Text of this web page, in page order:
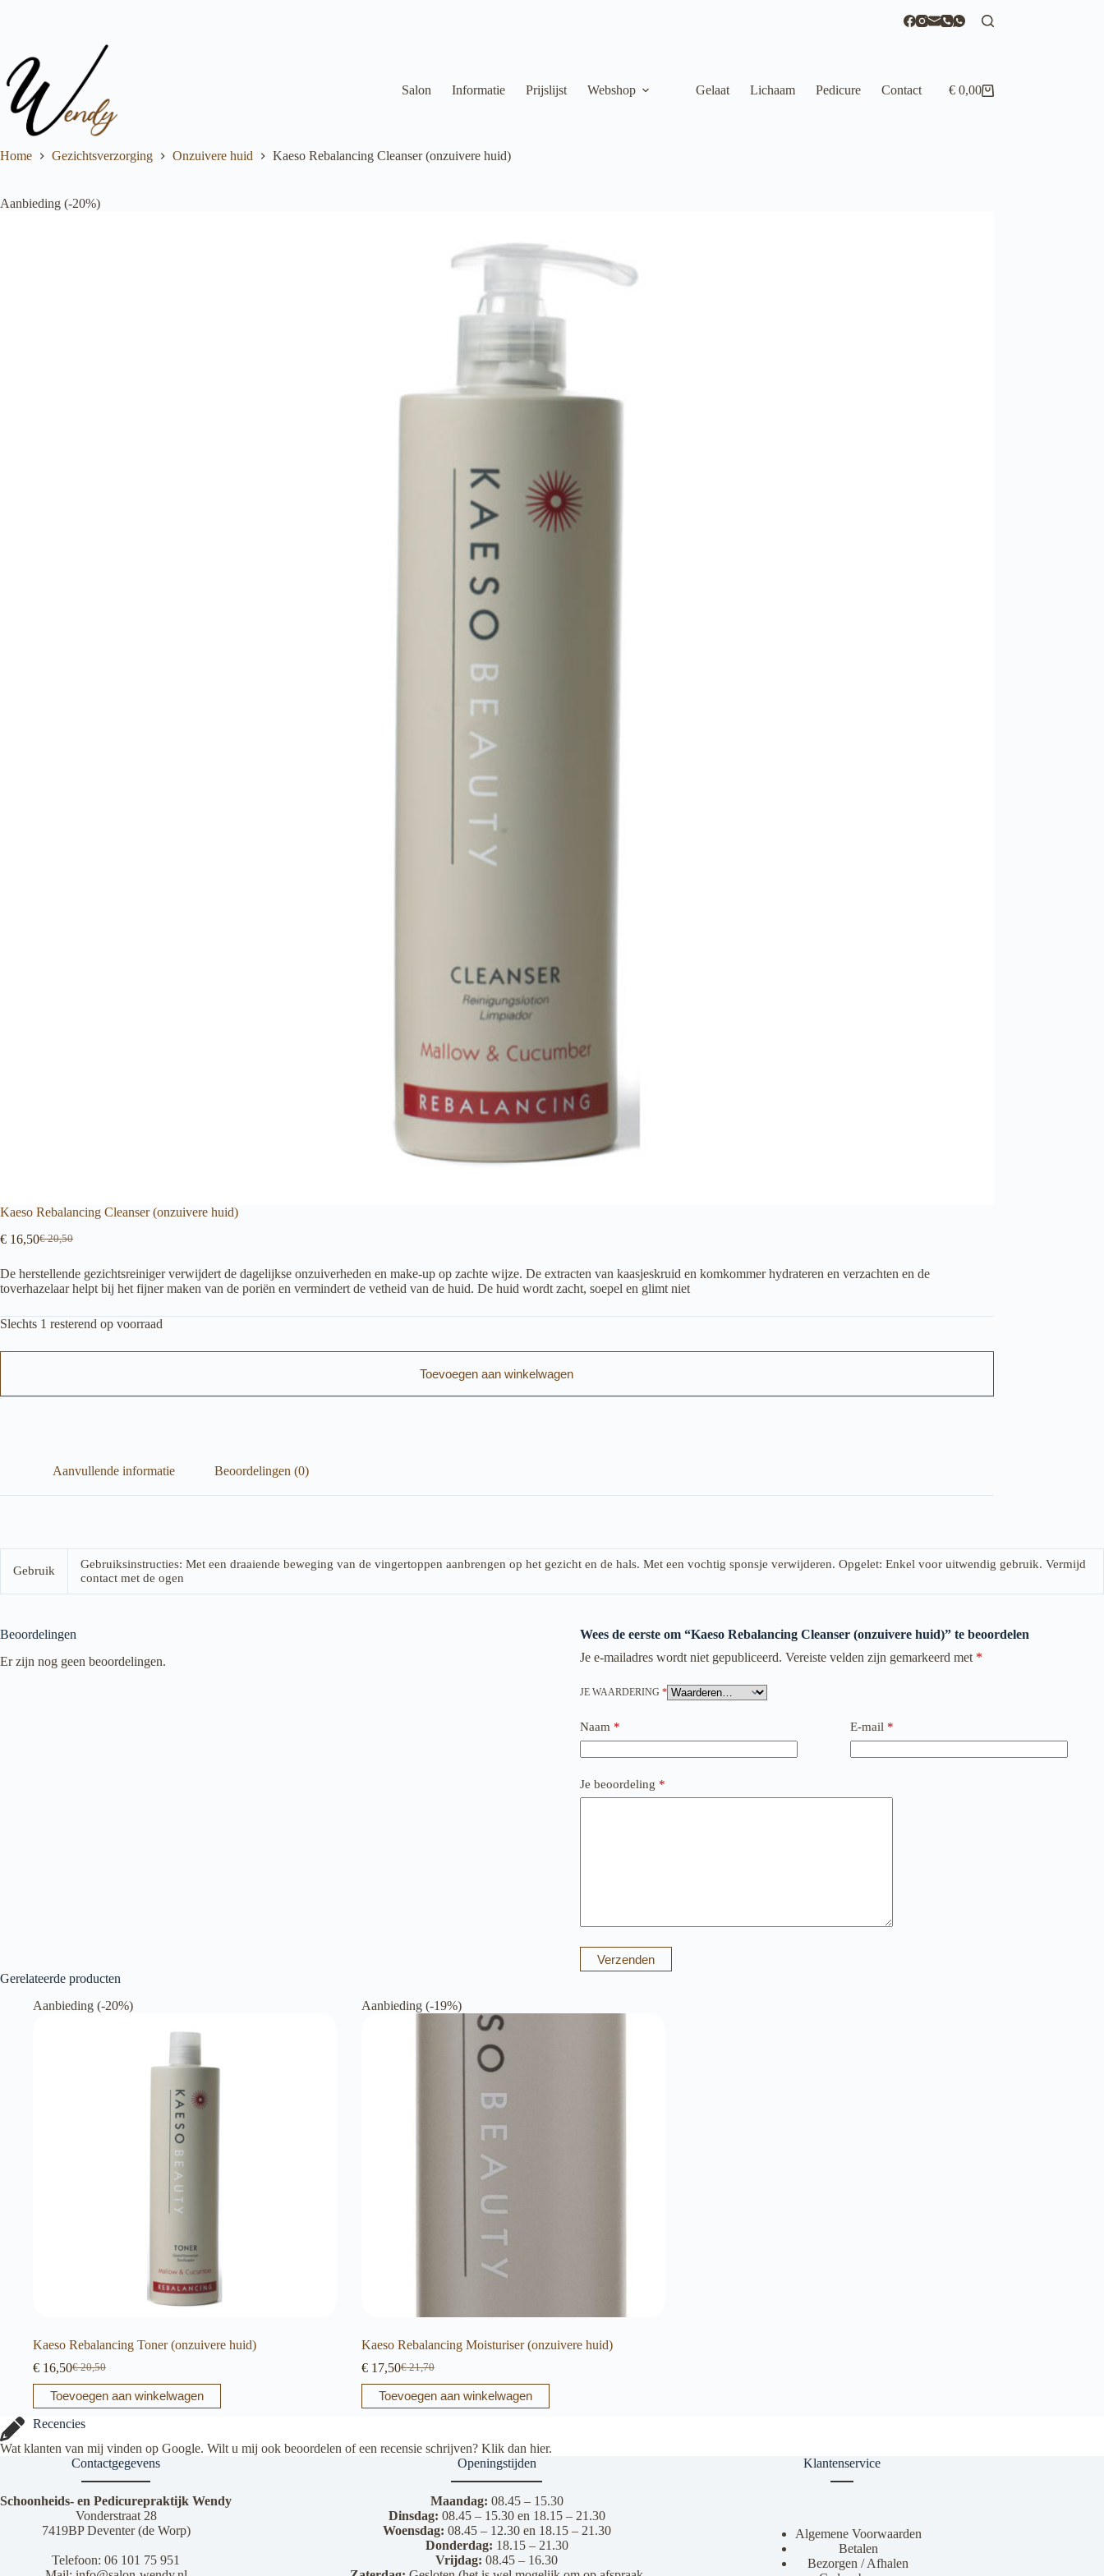
Salon Informatie Prijslijst Webshop Gelaat Lichaam Pedicure Contact Winkelwagen
€0,00
Home Gezichtsverzorging Onzuivere huid Kaeso Rebalancing Cleanser (onzuivere huid)
Aanbieding (-20%)
Kaeso Rebalancing Cleanser (onzuivere huid)
€20,50
Oorspronkelijke
was:
€ 20,50.
€ 16,50Huidige
is:
€ 16,50.
De herstellende gezichtsreiniger verwijdert de dagelijkse onzuiverheden en make-up op zachte wijze. De extracten van kaasjeskruid en komkommer hydrateren en verzachten en de
toverhazelaar helpt bij het fijner maken van de poriën en vermindert de vetheid van de huid. De huid wordt zacht, soepel en glimt niet
Slechts 1 resterend op voorraad
Toevoegen aan winkelwagen
Aanvullende informatie Beoordelingen (0)
Gebruik
Gebruiksinstructies: Met een draaiende beweging van de vingertoppen aanbrengen op het gezicht en de hals. Met een vochtig sponsje verwijderen. Opgelet: Enkel voor uitwendig gebruik. Vermijd
contact met de ogen
Beoordelingen
Er zijn nog geen beoordelingen.
Wees de eerste om “Kaeso Rebalancing Cleanser (onzuivere huid)” te beoordelen
Je e-mailadres wordt niet gepubliceerd. Vereiste velden zijn gemarkeerd met *
JE WAARDERING *
Naam* E-mail*
Je beoordeling *
Verzenden
Gerelateerde producten
Aanbieding (-20%)
Kaeso Rebalancing Toner (onzuivere huid)
€20,50
Oorspronkelijke
prijs
was:
€ 20,50.
€ 16,50Huidige
prijs
is:
€ 16,50.
Toevoegen aan winkelwagen
Aanbieding (-19%)
Kaeso Rebalancing Moisturiser (onzuivere huid)
€21,70
Oorspronkelijke
prijs
was:
€17,50Huidige
prijs
is:
Toevoegen aan winkelwagen
Recencies
Wat klanten van mij vinden op Google. Wilt u mij ook beoordelen of een recensie schrijven? Klik dan hier.
Contactgegevens
Schoonheids- en Pedicurepraktijk Wendy
Vonderstraat 28
7419BP Deventer (de Worp)
Telefoon: 06 101 75 951
Openingstijden
Maandag: 08.45 – 15.30
Dinsdag: 08.45 – 15.30 en 18.15 – 21.30
Woensdag: 08.45 – 12.30 en 18.15 – 21.30
Donderdag: 18.15 – 21.30
Vrijdag: 08.45 – 16.30
Klantenservice
Algemene Voorwaarden
Betalen
Bezorgen / Afhalen